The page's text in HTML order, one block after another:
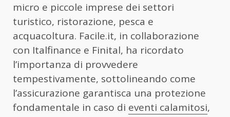
micro e piccole imprese dei settori
turistico, ristorazione, pesca e
acquacoltura. Facile.it, in collaborazione
con Italfinance e Finital, ha ricordato
l’importanza di provvedere
tempestivamente, sottolineando come
l’assicurazione garantisca una protezione
fondamentale in caso di eventi calamitosi,